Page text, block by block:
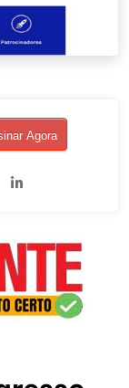
Agora